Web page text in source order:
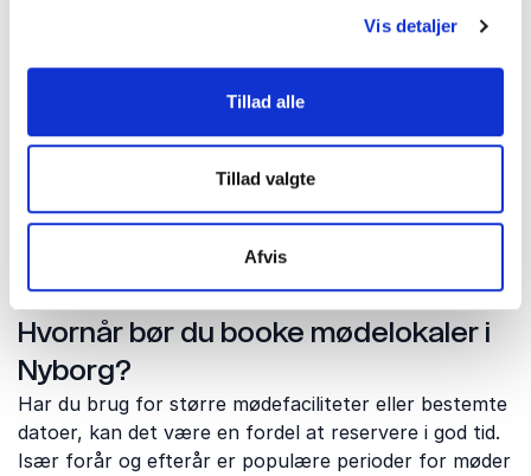
Vis detaljer
Tillad alle
Tillad valgte
Afvis
Planlægger du et møde med deltagere fra flere
regioner, kan Nyborg derfor være et oplagt
kompromis, hvor rejsetiden bliver rimelig for alle.
Praktiske spørgsmål om
mødelokaler i Nyborg
Hvornår bør du booke mødelokaler i
Nyborg?
Har du brug for større mødefaciliteter eller bestemte
datoer, kan det være en fordel at reservere i god tid.
Især forår og efterår er populære perioder for møder